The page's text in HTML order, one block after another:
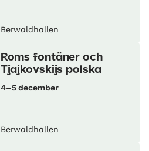
Berwaldhallen
Roms fontäner och
Tjajkovskijs polska
4–5 december
Berwaldhallen